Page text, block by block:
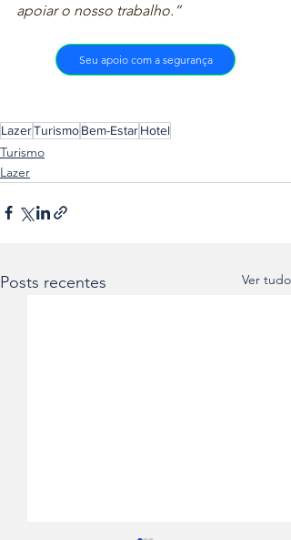
apoiar o nosso trabalho.”
Seu apoio com a segurança
LazerTurismoBem-EstarHotel
Turismo
Lazer
Posts recentes Ver tudo